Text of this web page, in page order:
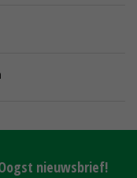
nieuwsbrief!